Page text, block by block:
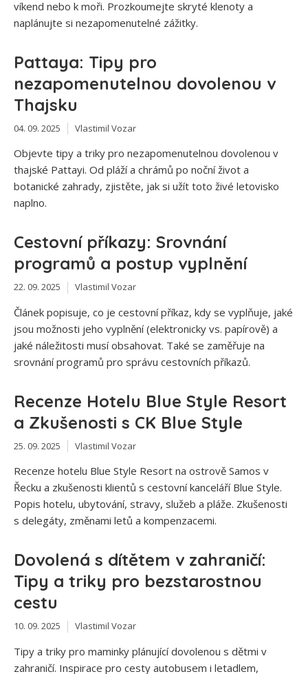
víkend nebo k moři. Prozkoumejte skryté klenoty a
naplánujte si nezapomenutelné zážitky.
Pattaya: Tipy pro
nezapomenutelnou dovolenou v
Thajsku
04. 09. 2025 Vlastimil Vozar
Objevte tipy a triky pro nezapomenutelnou dovolenou v
thajské Pattayi. Od pláží a chrámů po noční život a
botanické zahrady, zjistěte, jak si užít toto živé letovisko
naplno.
Cestovní příkazy: Srovnání
programů a postup vyplnění
22. 09. 2025 Vlastimil Vozar
Článek popisuje, co je cestovní příkaz, kdy se vyplňuje, jaké
jsou možnosti jeho vyplnění (elektronicky vs. papírově) a
jaké náležitosti musí obsahovat. Také se zaměřuje na
srovnání programů pro správu cestovních příkazů.
Recenze Hotelu Blue Style Resort
a Zkušenosti s CK Blue Style
25. 09. 2025 Vlastimil Vozar
Recenze hotelu Blue Style Resort na ostrově Samos v
Řecku a zkušenosti klientů s cestovní kanceláří Blue Style.
Popis hotelu, ubytování, stravy, služeb a pláže. Zkušenosti
s delegáty, změnami letů a kompenzacemi.
Dovolená s dítětem v zahraničí:
Tipy a triky pro bezstarostnou
cestu
10. 09. 2025 Vlastimil Vozar
Tipy a triky pro maminky plánující dovolenou s dětmi v
zahraničí. Inspirace pro cesty autobusem i letadlem,